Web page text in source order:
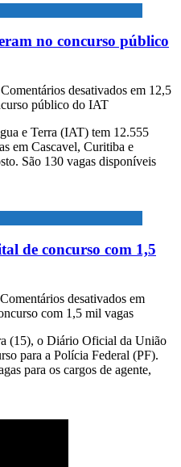
no concurso público
Comentários desativados em 12,5
público do IAT
e Terra (IAT) tem 12.555
em Cascavel, Curitiba e
São 130 vagas disponíveis
de concurso com 1,5
Comentários desativados em
com 1,5 mil vagas
(15), o Diário Oficial da União
para a Polícia Federal (PF).
para os cargos de agente,